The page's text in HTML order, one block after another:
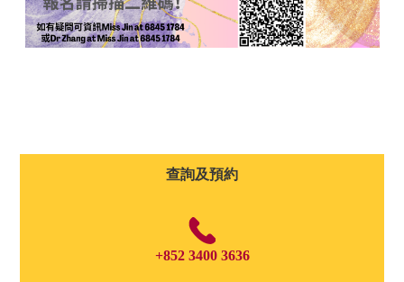
查詢及預約
+852 3400 3636